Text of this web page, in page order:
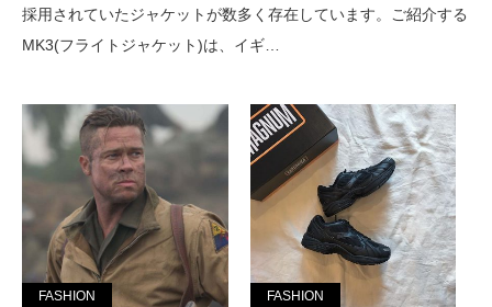
採用されていたジャケットが数多く存在しています。ご紹介する
MK3(フライトジャケット)は、イギ…
FASHION FASHION